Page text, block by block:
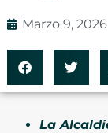
Marzo 9, 2026
La